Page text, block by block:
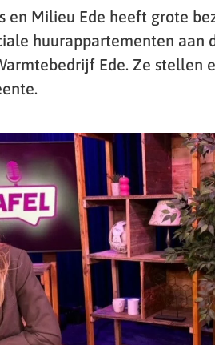
en Milieu Ede heeft grote
huurappartementen aan
Ede. Ze stellen